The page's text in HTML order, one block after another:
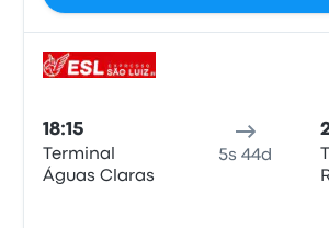
18:15
Terminal
Águas Claras
5s 44d